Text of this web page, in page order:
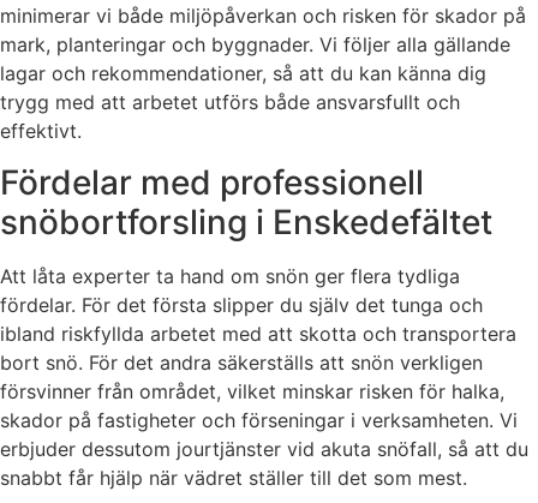
minimerar vi både miljöpåverkan och risken för skador på
mark, planteringar och byggnader. Vi följer alla gällande
lagar och rekommendationer, så att du kan känna dig
trygg med att arbetet utförs både ansvarsfullt och
effektivt.
Fördelar med professionell
snöbortforsling i Enskedefältet
Att låta experter ta hand om snön ger flera tydliga
fördelar. För det första slipper du själv det tunga och
ibland riskfyllda arbetet med att skotta och transportera
bort snö. För det andra säkerställs att snön verkligen
försvinner från området, vilket minskar risken för halka,
skador på fastigheter och förseningar i verksamheten. Vi
erbjuder dessutom jourtjänster vid akuta snöfall, så att du
snabbt får hjälp när vädret ställer till det som mest.